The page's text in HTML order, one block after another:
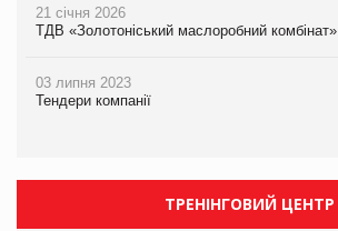
21 січня 2026
ТДВ «Золотоніський маслоробний комбінат»
03 липня 2023
Тендери компанії
ТРЕНІНГОВИЙ ЦЕНТР